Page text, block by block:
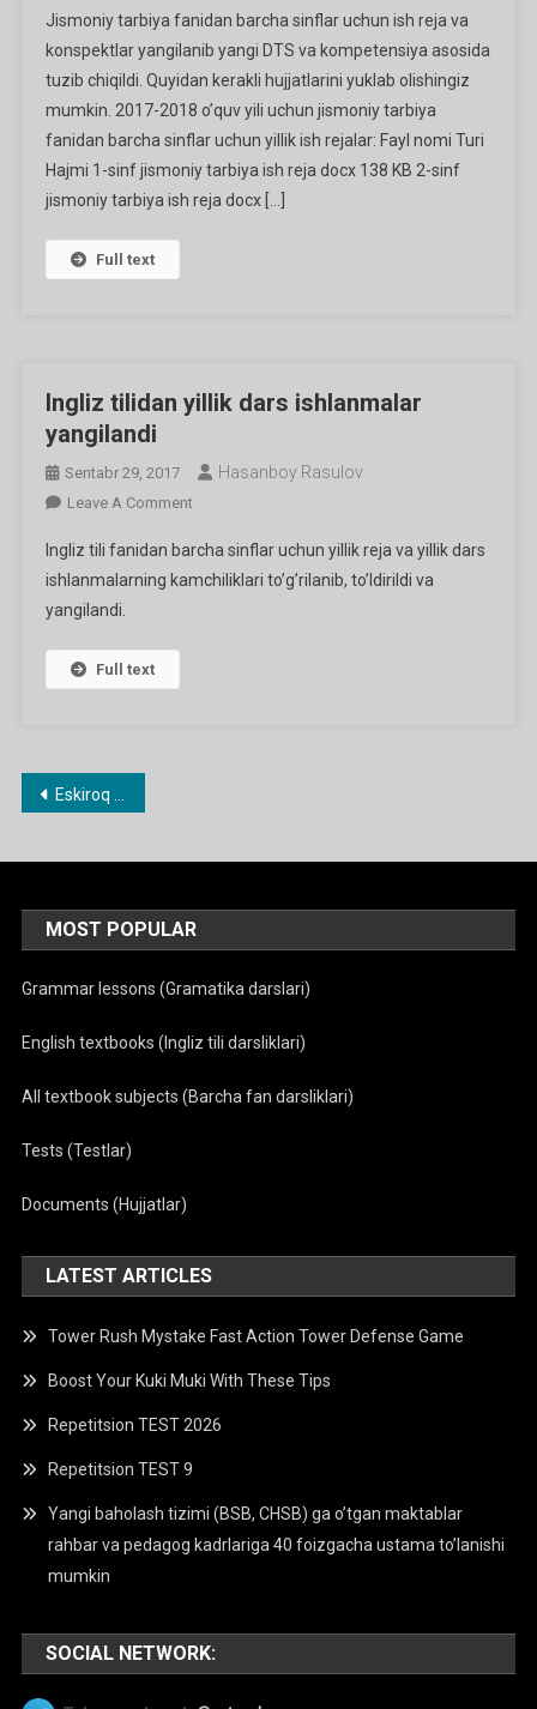
Tarbiya
Fanidan
Ish
Hujjatlari
Jismoniy tarbiya fanidan barcha sinflar uchun ish reja va
konspektlar yangilanib yangi DTS va kompetensiya asosida
tuzib chiqildi. Quyidan kerakli hujjatlarini yuklab olishingiz
mumkin. 2017-2018 o’quv yili uchun jismoniy tarbiya
fanidan barcha sinflar uchun yillik ish rejalar: Fayl nomi Turi
Hajmi 1-sinf jismoniy tarbiya ish reja docx 138 KB 2-sinf
jismoniy tarbiya ish reja docx […]
Full text
Ingliz tilidan yillik dars ishlanmalar
yangilandi
Sentabr 29, 2017 Hasanboy Rasulov
Leave A CommentOn
Tilidan
Yillik
Ingliz tili fanidan barcha sinflar uchun yillik reja va yillik dars
ishlanmalarning kamchiliklari to’g’rilanib, to’ldirildi va
yangilandi.
Full text
Maqolalar
Eskiroq maqolalar
MOST POPULAR
Grammar lessons (Gramatika darslari)
English textbooks (Ingliz tili darsliklari)
All textbook subjects (Barcha fan darsliklari)
Tests (Testlar)
Documents (Hujjatlar)
LATEST ARTICLES
Tower Rush Mystake Fast Action Tower Defense Game
Boost Your Kuki Muki With These Tips
Repetitsion TEST 2026
Repetitsion TEST 9
Yangi baholash tizimi (BSB, CHSB) ga o’tgan maktablar
rahbar va pedagog kadrlariga 40 foizgacha ustama to’lanishi
mumkin
SOCIAL NETWORK: